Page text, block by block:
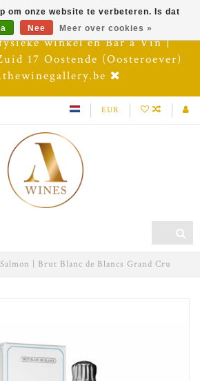
winkel en Bar à Vin |
17 Oostende (Oosteroever)
EUR
| Brut Blanc de Blancs Grand Cru
om onze website te verbeteren. Is dat
Nee Meer over cookies »